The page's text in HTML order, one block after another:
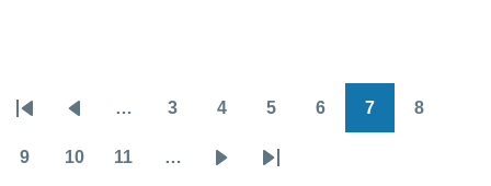
Pagination
First
page
Previous
page
… 3 4 5 6 7 8
9 10 11 …
Last